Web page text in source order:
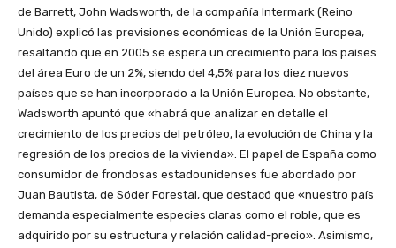
de Barrett, John Wadsworth, de la compañía Intermark (Reino
Unido) explicó las previsiones económicas de la Unión Europea,
resaltando que en 2005 se espera un crecimiento para los países
del área Euro de un 2%, siendo del 4,5% para los diez nuevos
países que se han incorporado a la Unión Europea. No obstante,
Wadsworth apuntó que «habrá que analizar en detalle el
crecimiento de los precios del petróleo, la evolución de China y la
regresión de los precios de la vivienda». El papel de España como
consumidor de frondosas estadounidenses fue abordado por
Juan Bautista, de Söder Forestal, que destacó que «nuestro país
demanda especialmente especies claras como el roble, que es
adquirido por su estructura y relación calidad-precio». Asimismo,